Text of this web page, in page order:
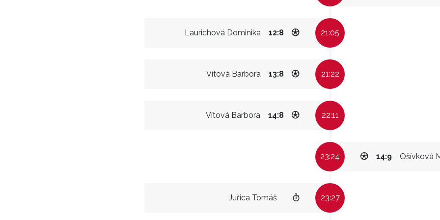
Laurichová Dominika 12:8 21:05
Vítová Barbora 13:8 21:22
Vítová Barbora 14:8 22:11
23:24 Ošívková
14:9
Juřica Tomáš 23:27